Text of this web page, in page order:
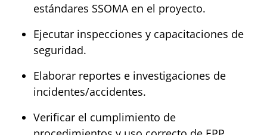
estándares SSOMA en el proyecto.
Ejecutar inspecciones y capacitaciones de
seguridad.
Elaborar reportes e investigaciones de
incidentes/accidentes.
Verificar el cumplimiento de